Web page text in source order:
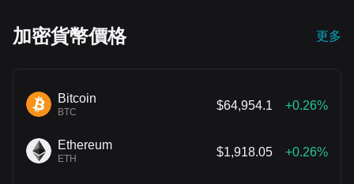
加密貨幣價格 更多
Bitcoin
BTC
$64,954.1 +0.26%
Ethereum
ETH
$1,918.05 +0.26%